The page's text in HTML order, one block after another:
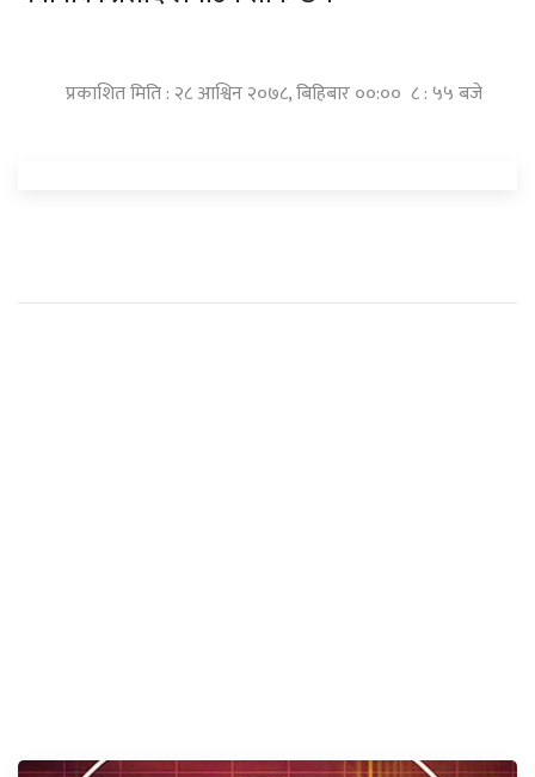
प्रकाशित मिति : २८ आश्विन २०७८, बिहिबार ००:०० ८ : ५५ बजे